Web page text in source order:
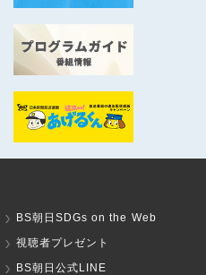
BS朝日SDGs on the Web
視聴者プレゼント
BS朝日公式LINE